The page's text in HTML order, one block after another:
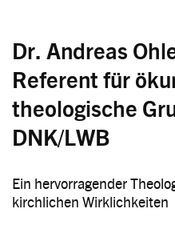
Dr. Andreas
Referent für
theologische
DNK/LWB
Ein hervorragender
kirchlichen Wirklichkeiten